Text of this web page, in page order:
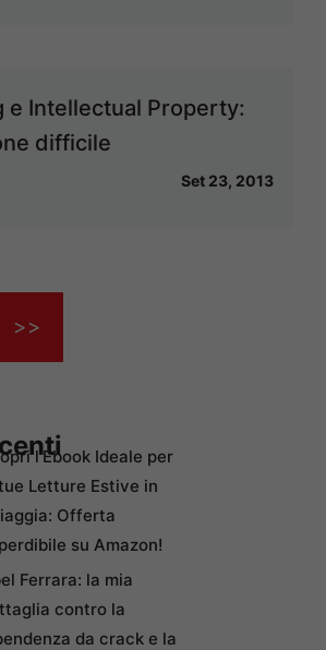
e Intellectual Property:
difficile
Set 23, 2013
>>
l’Ebook Ideale per
Letture Estive in
Offerta
su Amazon!
Ferrara: la mia
contro la
da crack e la